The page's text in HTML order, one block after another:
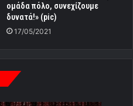
ομάδα πόλο, συνεχίζουμε
δυνατά!» (pic)
17/05/2021